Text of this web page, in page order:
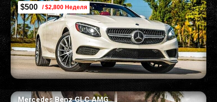
$500 / $2,800 Неделя
Mercedes Benz GLC AMG